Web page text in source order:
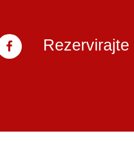
Rezervirajte